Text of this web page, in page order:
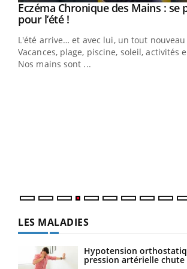
Youtube
Eczéma Chronique des Mains : se
pour l’été !Youtube
L'été arrive… et avec lui, un tout nouveau
Vacances, plage, piscine, soleil, activités
Nos mains sont ...
LES MALADIES
Hypotension
pression artérielle chute